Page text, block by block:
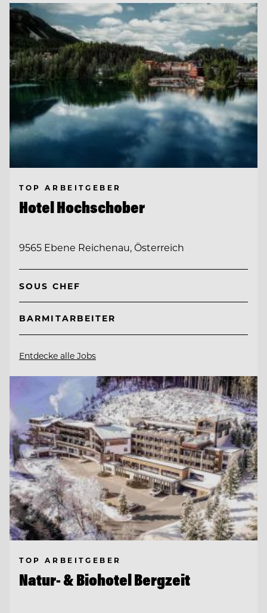
TOP ARBEITGEBER
Hotel Hochschober
9565 Ebene Reichenau, Österreich
SOUS CHEF
BARMITARBEITER
Entdecke alle Jobs
TOP ARBEITGEBER
Natur- & Biohotel Bergzeit